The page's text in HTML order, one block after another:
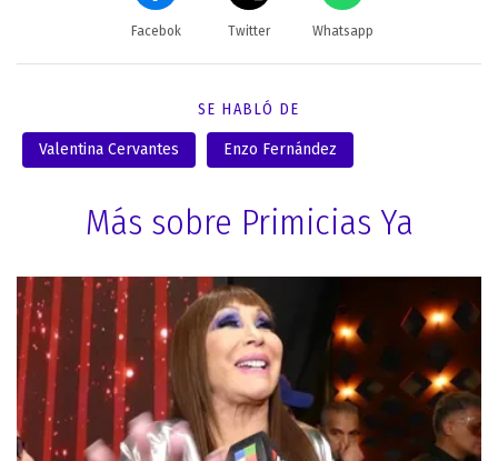
Facebok Twitter Whatsapp
SE HABLÓ DE
Valentina Cervantes Enzo Fernández
Más sobre Primicias Ya